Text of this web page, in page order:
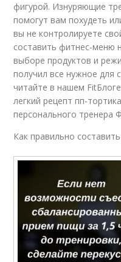
фигурой. Изнуряющие
помогут вам похудеть
вы не контролируете
составить фитнес-меню
выборе продуктов и
получил все нужное для
читайте в нашем
легкий рецепт пп-
персонального тренера
Как правильно